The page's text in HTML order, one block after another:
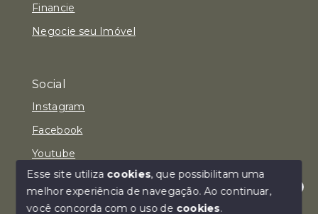
Olá! Estamos disponíveis para te ajudar.
Financie
Negocie seu Imóvel
Social
Instagram
Facebook
Youtube
© Copyright 2026 - Imóvel Aqui Consultoria Imobiliária
Esse site utiliza cookies, que possibilitam uma
melhor experiência de navegação.Ao continuar,
você concorda com o uso de cookies.